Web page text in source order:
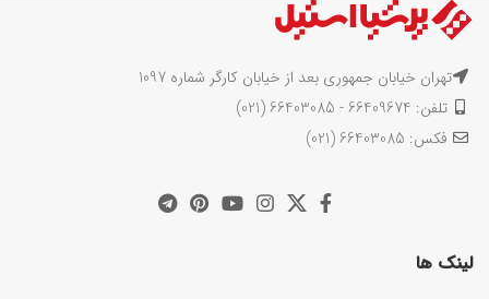
تهران خیابان جمهوری بعد از خیابان کارگر شماره 1097
تلفن: 66409674 - 66403085 (021)
فکس: 66403085 (021)
لینک ها